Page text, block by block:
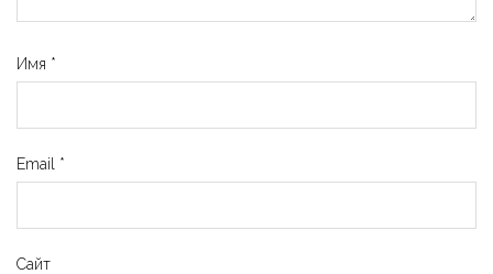
Имя *
Email *
Сайт